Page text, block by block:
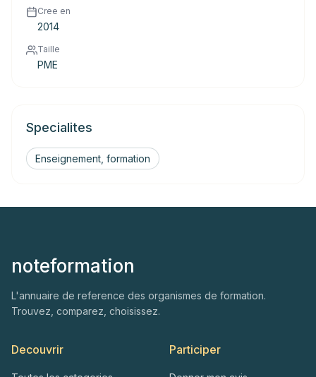
Cree en
2014
Taille
PME
Specialites
Enseignement, formation
noteformation
L'annuaire de reference des organismes de formation.
Trouvez, comparez, choisissez.
Decouvrir Participer